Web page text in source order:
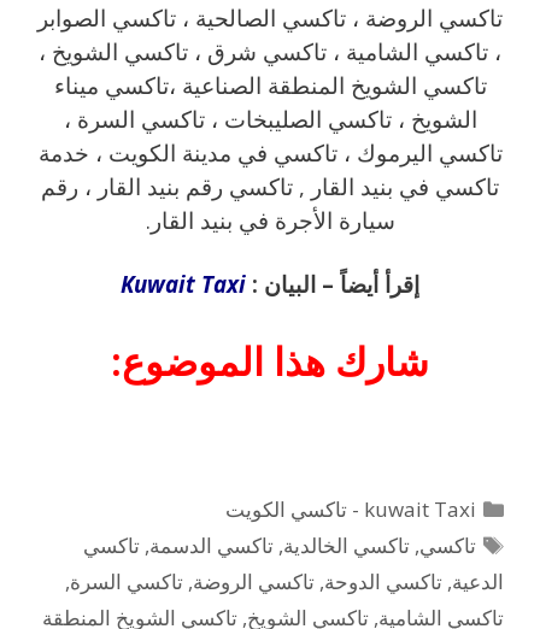
تاكسي الروضة ، تاكسي الصالحية ، تاكسي الصوابر
، تاكسي الشامية ، تاكسي شرق ، تاكسي الشويخ ،
تاكسي الشويخ المنطقة الصناعية ،تاكسي ميناء
الشويخ ، تاكسي الصليبخات ، تاكسي السرة ،
تاكسي اليرموك ، تاكسي في مدينة الكويت ، خدمة
تاكسي في بنيد القار , تاكسي رقم بنيد القار ، رقم
سيارة الأجرة في بنيد القار.
إقرأ أيضاً – البيان : Kuwait Taxi
شارك هذا الموضوع:
التصنيفات
kuwait Taxi - تاكسي الكويت
الوسوم
تاكسي,تاكسي الخالدية,تاكسي الدسمة,تاكسي
الدعية, تاكسي الدوحة, تاكسي الروضة, تاكسي السرة,
تاكسي الشامية, تاكسي الشويخ, تاكسي الشويخ المنطقة